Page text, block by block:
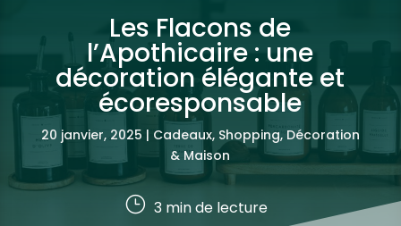
Les Flacons de
l’Apothicaire : une
décoration élégante et
écoresponsable
20 janvier, 2025 | Cadeaux, Shopping, Décoration
& Maison
} 3min de lecture